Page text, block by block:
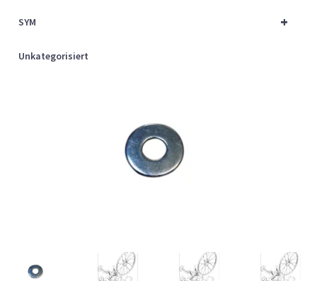
+
SYM
Unkategorisiert